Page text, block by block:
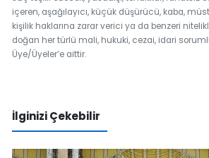
içeren, aşağılayıcı, küçük düşürücü, kaba,
kişilik haklarına zarar verici ya da benzeri
doğan her türlü mali, hukuki, cezai, idari
Üye/Üyeler’e aittir.
İlginizi Çekebilir